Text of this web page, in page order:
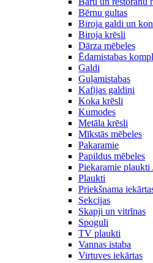
Bērnu gultas
Biroja galdi un
Biroja krēsli
Dārza mēbeles
Ēdamistabas
Galdi
Guļamistabas
Kafijas galdiņi
Koka krēsli
Kumodes
Metāla krēsli
Mīkstās mēbeles
Pakaramie
Papildus mēbeles
Piekaramie plaukti
Plaukti
Priekšnama
Sekcijas
Skapji un vitrīnas
Spoguli
TV plaukti
Vannas istaba
Virtuves iekārtas